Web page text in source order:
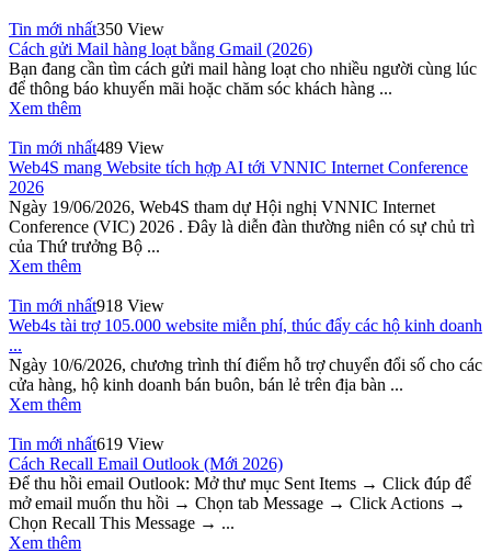
Tin mới nhất350 View
Cách gửi Mail hàng loạt bằng Gmail (2026)
Bạn đang cần tìm cách gửi mail hàng loạt cho nhiều người cùng lúc
để thông báo khuyến mãi hoặc chăm sóc khách hàng ...
Xem thêm
Tin mới nhất489 View
Web4S mang Website tích hợp AI tới VNNIC Internet Conference
2026
Ngày 19/06/2026, Web4S tham dự Hội nghị VNNIC Internet
Conference (VIC) 2026 . Đây là diễn đàn thường niên có sự chủ trì
của Thứ trưởng Bộ ...
Xem thêm
Tin mới nhất918 View
Web4s tài trợ 105.000 website miễn phí, thúc đẩy các hộ kinh doanh
...
Ngày 10/6/2026, chương trình thí điểm hỗ trợ chuyển đổi số cho các
cửa hàng, hộ kinh doanh bán buôn, bán lẻ trên địa bàn ...
Xem thêm
Tin mới nhất619 View
Cách Recall Email Outlook (Mới 2026)
Để thu hồi email Outlook: Mở thư mục Sent Items → Click đúp để
mở email muốn thu hồi → Chọn tab Message → Click Actions →
Chọn Recall This Message → ...
Xem thêm